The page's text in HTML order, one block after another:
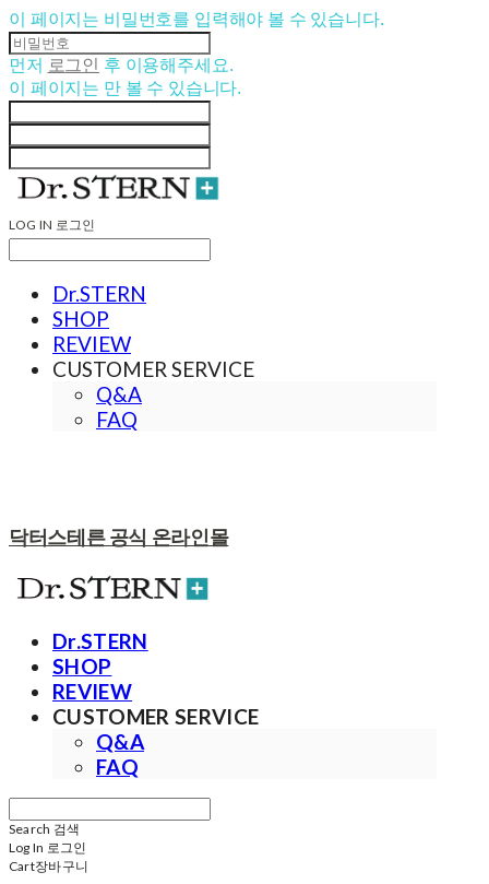
이 페이지는 비밀번호를 입력해야 볼 수 있습니다.
먼저 로그인
후 이용해주세요.
이 페이지는 만 볼 수 있습니다.
LOG IN 로그인
Dr.STERN
SHOP
REVIEW
CUSTOMER SERVICE
Q&A
FAQ
닥터스테른 공식 온라인몰
Dr.STERN
SHOP
REVIEW
CUSTOMER SERVICE
Q&A
FAQ
Search 검색
Log In 로그인
Cart장바구니